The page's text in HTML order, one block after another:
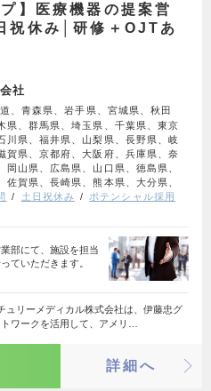
】医療機器の提案営
祝休み│研修＋OJTあ
社
、青森県、岩手県、宮城県、秋田
県、群馬県、埼玉県、千葉県、東京
川県、福井県、山梨県、長野県、岐
賀県、京都府、大阪府、兵庫県、奈
山県、広島県、山口県、徳島県、
賀県、長崎県、熊本県、大分県、
土日祝休み
ポテンシャル採用
部にて、施設を担当
ていただきます。
ュリーメディカル株式会社は、伊藤忠グ
ワークを活用して、アメリ…
詳細へ